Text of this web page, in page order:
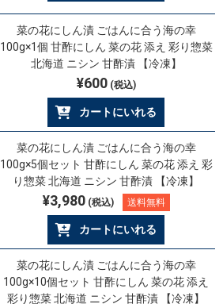
菜の花にしん漬 ごはんに合う海の幸
100g×1個 甘酢にしん 菜の花 添え 彩り惣菜
北海道 ニシン 甘酢漬 【冷凍】
¥600(税込)
カートにいれる
菜の花にしん漬 ごはんに合う海の幸
100g×5個セット 甘酢にしん 菜の花 添え 彩
り惣菜 北海道 ニシン 甘酢漬 【冷凍】
¥3,980(税込) 送料無料
カートにいれる
菜の花にしん漬 ごはんに合う海の幸
100g×10個セット 甘酢にしん 菜の花 添え
彩り惣菜 北海道 ニシン 甘酢漬 【冷凍】